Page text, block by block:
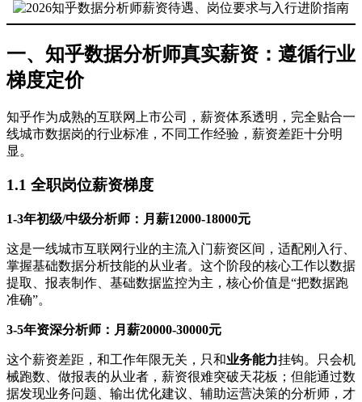
一、知乎数据分析师真实薪资：遵循行业
梯度定价
知乎作为成熟的互联网上市公司，薪资体系透明，完全贴合一
线城市数据岗的行业标准，不同工作经验，薪资差距十分明
显。
1.1 全职岗位薪资梯度
1-3年初级/中级分析师：月薪12000-18000元
这是一线城市互联网行业的主流入门薪资区间，适配刚入行、
掌握基础数据分析技能的从业者。这个阶段的核心工作以数据
提取、报表制作、基础数据监控为主，核心价值是“把数据跑
准确”。
3-5年资深分析师：月薪20000-30000元
这个薪资差距，和工作年限无关，只和业务能力挂钩。只会机
械跑数、做报表的从业者，薪资很难突破天花板；但能通过数
据发现业务问题、输出优化建议、辅助运营决策的分析师，才